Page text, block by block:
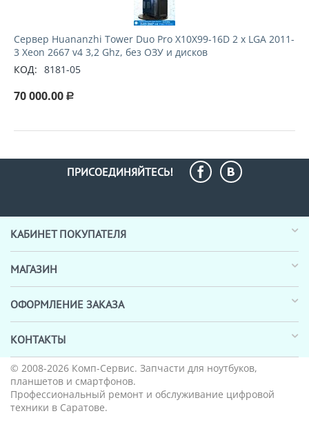
Сервер Huananzhi Tower Duo Pro X10X99-16D 2 x LGA 2011-
3 Xeon 2667 v4 3,2 Ghz, без ОЗУ и дисков
КОД: 8181-05
70 000.00 Р
ПРИСОЕДИНЯЙТЕСЬ!
КАБИНЕТ ПОКУПАТЕЛЯ
МАГАЗИН
ОФОРМЛЕНИЕ ЗАКАЗА
КОНТАКТЫ
© 2008-2026 Комп-Сервис. Запчасти для ноутбуков,
планшетов и смартфонов.
Профессиональный ремонт и обслуживание цифровой
техники в Саратове.